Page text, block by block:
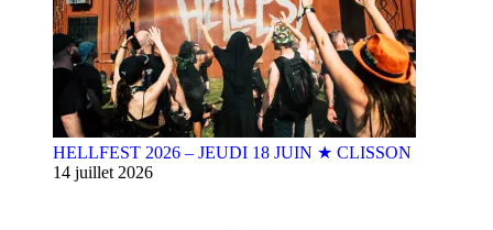
HELLFEST 2026 – JEUDI 18 JUIN ★ CLISSON
14 juillet 2026